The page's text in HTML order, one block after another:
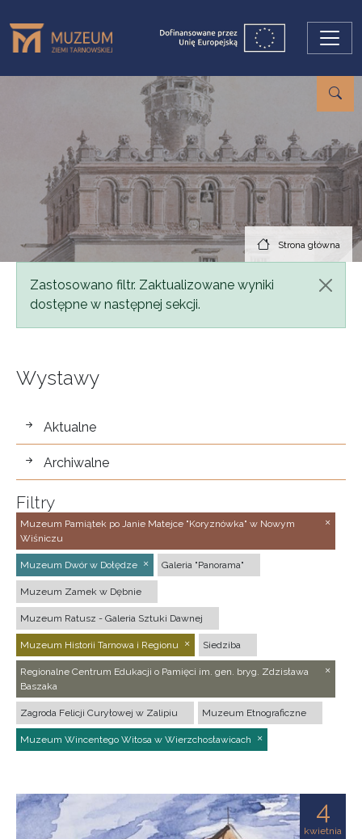
Strona główna
Komunikat
Zastosowano filtr. Zaktualizowane wyniki
dostępne w następnej sekcji.
Wystawy
wystawy
Aktualne
Archiwalne
Filtry
Muzeum Pamiątek po Janie Matejce "Koryznówka" w Nowym
Wiśniczu
Muzeum Dwór w Dołędze Galeria "Panorama"
Muzeum Zamek w Dębnie
Muzeum Ratusz - Galeria Sztuki Dawnej
Muzeum Historii Tarnowa i Regionu Siedziba
Regionalne Centrum Edukacji o Pamięci im. gen. bryg. Zdzisława
Baszaka
Zagroda Felicji Curyłowej w Zalipiu Muzeum Etnograficzne
Muzeum Wincentego Witosa w Wierzchosławicach
4
kwietnia